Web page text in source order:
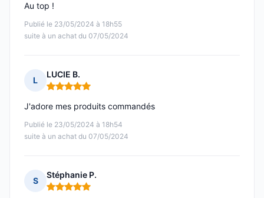
Publié le 23/05/2024 à 18h55
suite à un achat du 07/05/2024
Au top !
L
LUCIE B.
Note : 5 sur 5
Publié le 23/05/2024 à 18h54
suite à un achat du 07/05/2024
J'adore mes produits commandés
S
Stéphanie P.
Note : 5 sur 5